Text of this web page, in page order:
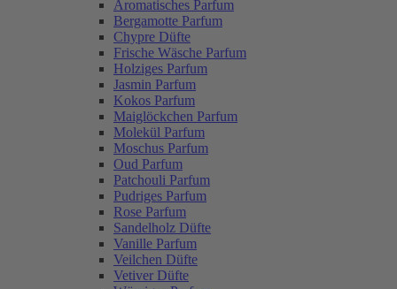
Aromatisches Parfum
Bergamotte Parfum
Chypre Düfte
Frische Wäsche Parfum
Holziges Parfum
Jasmin Parfum
Kokos Parfum
Maiglöckchen Parfum
Molekül Parfum
Moschus Parfum
Oud Parfum
Patchouli Parfum
Pudriges Parfum
Rose Parfum
Sandelholz Düfte
Vanille Parfum
Veilchen Düfte
Vetiver Düfte